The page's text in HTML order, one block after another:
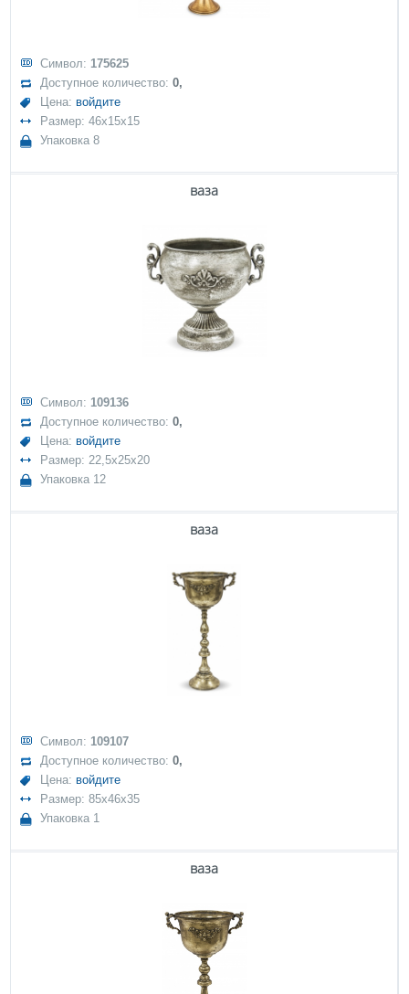
Символ: 175625
Доступное количество:0,
Цена: войдите
Размер: 46x15x15
Упаковка 8
ваза
Символ: 109136
Доступное количество:0,
Цена: войдите
Размер: 22,5x25x20
Упаковка 12
ваза
Символ: 109107
Доступное количество:0,
Цена: войдите
Размер: 85x46x35
Упаковка 1
ваза